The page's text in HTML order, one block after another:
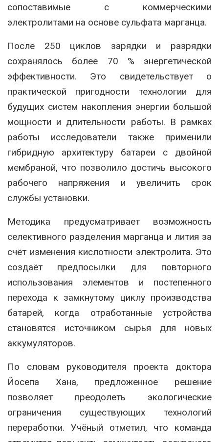
сопоставимые с коммерческими
электролитами на основе сульфата марганца.
После 250 циклов зарядки и разрядки
сохранялось более 70 % энергетической
эффективности. Это свидетельствует о
практической пригодности технологии для
будущих систем накопления энергии большой
мощности и длительности работы. В рамках
работы исследователи также применили
гибридную архитектуру батареи с двойной
мембраной, что позволило достичь высокого
рабочего напряжения и увеличить срок
службы установки.
Методика предусматривает возможность
селективного разделения марганца и лития за
счёт изменения кислотности электролита. Это
создаёт предпосылки для повторного
использования элементов и постепенного
перехода к замкнутому циклу производства
батарей, когда отработанные устройства
становятся источником сырья для новых
аккумуляторов.
По словам руководителя проекта доктора
Йосепа Хана, предложенное решение
позволяет преодолеть экологические
ограничения существующих технологий
переработки. Учёный отметил, что команда